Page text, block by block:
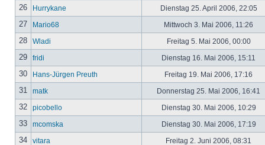
26 Hurrykane Dienstag 25. April 2006, 22:05
27 Mario68 Mittwoch 3. Mai 2006, 11:26
28 Wladi Freitag 5. Mai 2006, 00:00
29 fridi Dienstag 16. Mai 2006, 15:11
30 Hans-Jürgen Preuth Freitag 19. Mai 2006, 17:16
31 matk Donnerstag 25. Mai 2006, 16:41
32 picobello Dienstag 30. Mai 2006, 10:29
33 mcomska Dienstag 30. Mai 2006, 17:19
34 vitara Freitag 2. Juni 2006, 08:31